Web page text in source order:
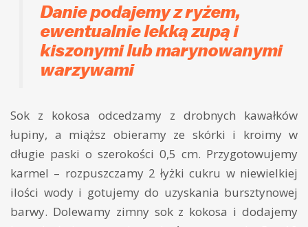
Danie podajemy z ryżem,
ewentualnie lekką zupą i
kiszonymi lub marynowanymi
warzywami
Sok z kokosa odcedzamy z drobnych kawałków
łupiny, a miąższ obieramy ze skórki i kroimy w
długie paski o szerokości 0,5 cm. Przygotowujemy
karmel – rozpuszczamy 2 łyżki cukru w niewielkiej
ilości wody i gotujemy do uzyskania bursztynowej
barwy. Dolewamy zimny sok z kokosa i dodajemy